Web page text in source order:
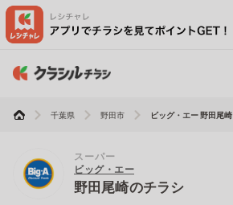
千葉県 野田市 ビッグ・エー 野田尾崎
スーパー
ビッグ・エー
野田尾崎のチラシ